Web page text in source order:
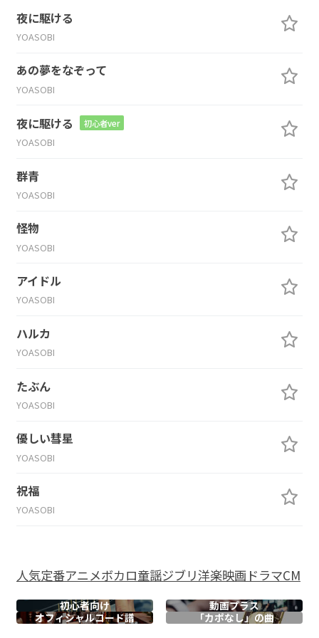
夜に駆ける
YOASOBI
あの夢をなぞって
YOASOBI
夜に駆ける 初心者ver
YOASOBI
群青
YOASOBI
怪物
YOASOBI
アイドル
YOASOBI
ハルカ
YOASOBI
たぶん
YOASOBI
優しい彗星
YOASOBI
祝福
YOASOBI
人気定番アニメボカロ童謡ジブリ洋楽映画ドラマCM
初心者向け
動画プラス
オフィシャルコード譜 「カポなし」の曲